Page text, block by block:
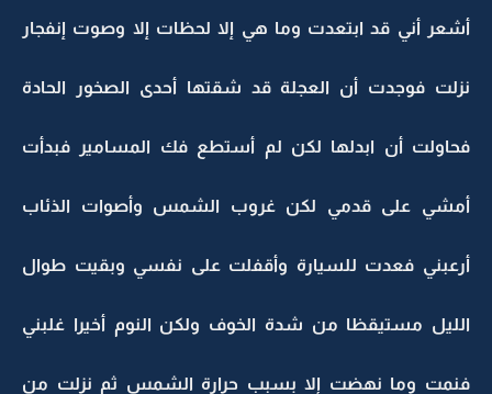
أشعر أني قد ابتعدت وما هي إلا لحظات إلا وصوت إنفجار
نزلت فوجدت أن العجلة قد شقتها أحدى الصخور الحادة
فحاولت أن ابدلها لكن لم أستطع فك المسامير فبدأت
أمشي على قدمي لكن غروب الشمس وأصوات الذئاب
أرعبني فعدت للسيارة وأقفلت على نفسي وبقيت طوال
الليل مستيقظا من شدة الخوف ولكن النوم أخيرا غلبني
فنمت وما نهضت إلا بسبب حرارة الشمس ثم نزلت من